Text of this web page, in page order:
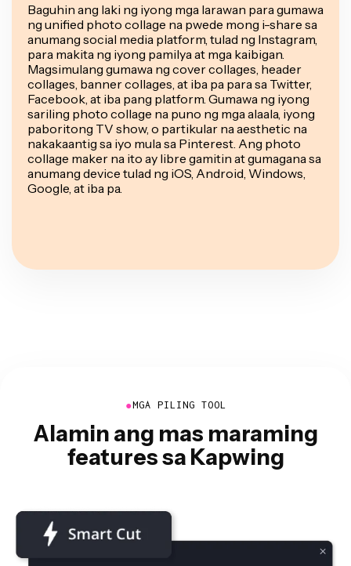
Baguhin ang laki ng iyong mga larawan para gumawa
ng unified photo collage na pwede mong i-share sa
anumang social media platform, tulad ng Instagram,
para makita ng iyong pamilya at mga kaibigan.
Magsimulang gumawa ng cover collages, header
collages, banner collages, at iba pa para sa Twitter,
Facebook, at iba pang platform. Gumawa ng iyong
sariling photo collage na puno ng mga alaala, iyong
paboritong TV show, o partikular na aesthetic na
nakakaantig sa iyo mula sa Pinterest. Ang photo
collage maker na ito ay libre gamitin at gumagana sa
anumang device tulad ng iOS, Android, Windows,
Google, at iba pa.
●MGA PILING TOOL
Alamin ang mas maraming
features sa Kapwing